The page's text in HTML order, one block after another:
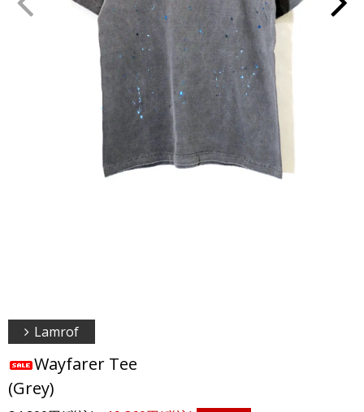
Lamrof
Wayfarer Tee
(Grey)